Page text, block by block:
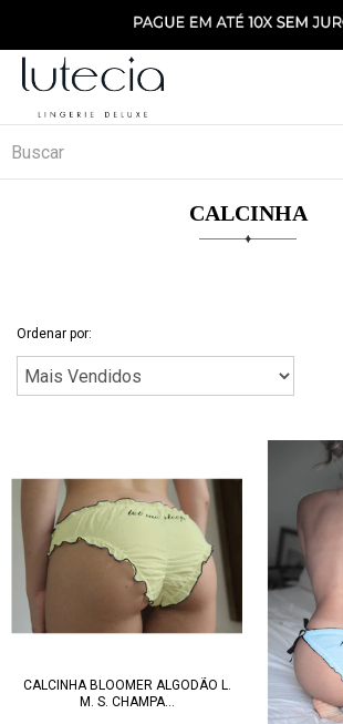
CALCINHA
Ordenar por:
CALCINHA BLOOMER ALGODÃO L.
M. S. CHAMPA...